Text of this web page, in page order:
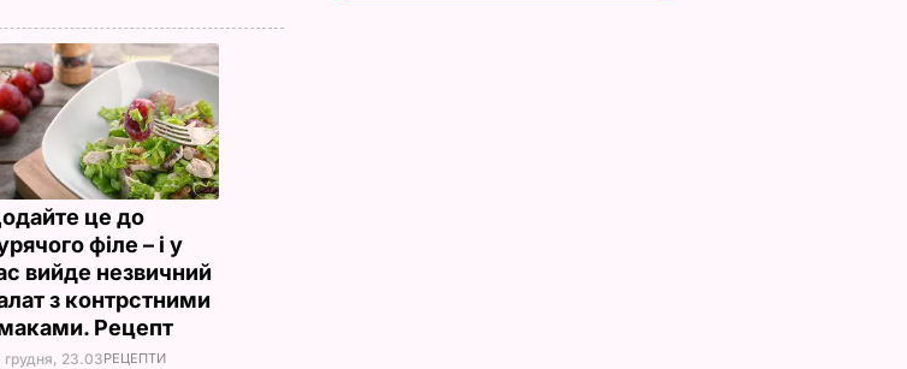
це до
філе – і у
вийде незвичний
з контрстними
Рецепт
грудня, 23.03РЕЦЕПТИ